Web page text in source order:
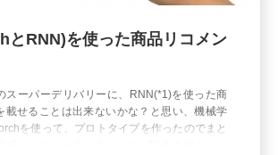
とRNN)を使った商品リコメン
スーパーデリバリーに、RNN(*1)を使った商
載せることは出来ないかな？と思い、機械学
を使って、プロトタイプを作ったのでまと